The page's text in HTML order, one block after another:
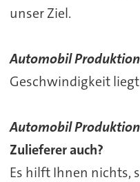
unser Ziel.
Automobil
Geschwindigkeit
Automobil
Zulieferer auch?
Es hilft Ihnen nichts,